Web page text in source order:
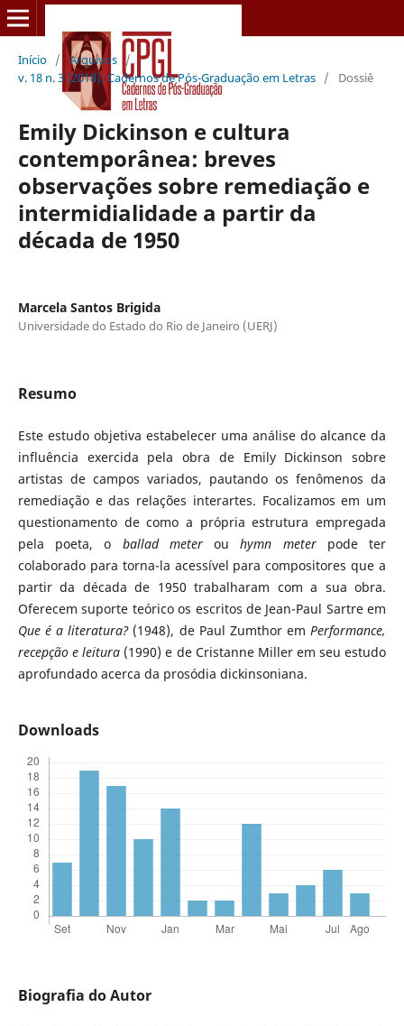
Início / Arquivos /
v. 18 n. 3 (2018): Cadernos de Pós-Graduação em Letras / Dossiê
Emily Dickinson e cultura
contemporânea: breves
observações sobre remediação e
intermidialidade a partir da
década de 1950
Marcela Santos Brigida
Universidade do Estado do Rio de Janeiro (UERJ)
Resumo
Este estudo objetiva estabelecer uma análise do alcance da
influência exercida pela obra de Emily Dickinson sobre
artistas de campos variados, pautando os fenômenos da
remediação e das relações interartes. Focalizamos em um
questionamento de como a própria estrutura empregada
pela poeta, o ballad meterouhymn meter pode ter
colaborado para torna-la acessível para compositores que a
partir da década de 1950 trabalharam com a sua obra.
Oferecem suporte teórico os escritos de Jean-Paul Sartre em
Que é a literatura? (1948), de Paul Zumthor emPerformance,
recepção e leitura (1990) e de Cristanne Miller em seu estudo
aprofundado acerca da prosódia dickinsoniana.
Downloads
Biografia do Autor